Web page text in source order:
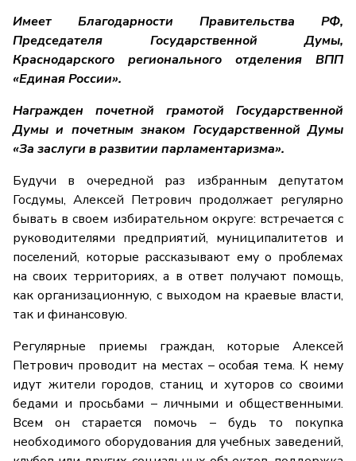
Имеет Благодарности Правительства РФ,
Председателя Государственной Думы,
Краснодарского регионального отделения ВПП
«Единая России».
Награжден почетной грамотой Государственной
Думы и почетным знаком Государственной Думы
«За заслуги в развитии парламентаризма».
Будучи в очередной раз избранным депутатом
Госдумы, Алексей Петрович продолжает регулярно
бывать в своем избирательном округе: встречается с
руководителями предприятий, муниципалитетов и
поселений, которые рассказывают ему о проблемах
на своих территориях, а в ответ получают помощь,
как организационную, с выходом на краевые власти,
так и финансовую.
Регулярные приемы граждан, которые Алексей
Петрович проводит на местах – особая тема. К нему
идут жители городов, станиц и хуторов со своими
бедами и просьбами – личными и общественными.
Всем он старается помочь – будь то покупка
необходимого оборудования для учебных заведений,